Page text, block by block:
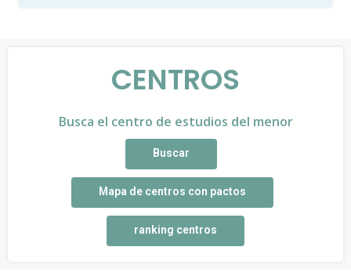
CENTROS
Busca el centro de estudios del menor
Buscar
Mapa de centros con pactos
ranking centros